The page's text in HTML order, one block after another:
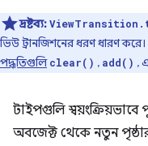
দ্রষ্টব্য:
ভিউ ট্রানজিশনের ধরণ ধারণ
পদ্ধতিগুলি clear() , add() ,
টাইপগুলি স্বয়ংক্রিয়ভাবে
অবজেক্ট থেকে নতুন